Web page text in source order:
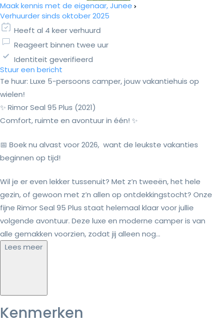
Maak kennis met de eigenaar, Junee
Verhuurder sinds oktober 2025
Heeft al 4 keer verhuurd
Reageert binnen twee uur
Identiteit geverifieerd
Stuur een bericht
Te huur: Luxe 5-persoons camper, jouw vakantiehuis op
wielen!
✨ Rimor Seal 95 Plus (2021)
Comfort, ruimte en avontuur in één! ✨
📅 Boek nu alvast voor 2026, want de leukste vakanties
beginnen op tijd!
Wil je er even lekker tussenuit? Met z’n tweeën, het hele
gezin, of gewoon met z’n allen op ontdekkingstocht? Onze
fijne Rimor Seal 95 Plus staat helemaal klaar voor jullie
volgende avontuur. Deze luxe en moderne camper is van
alle gemakken voorzien, zodat jij alleen nog...
Lees meer
Kenmerken